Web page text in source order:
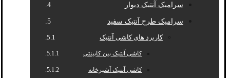
سرامیک آنتیک دیوار
سرامیک طرح آنتیک سفید
کاربرد های کاشی آنتیک
کاشی آنتیک بین کابینتی
کاشی آنتیک آشپزخانه